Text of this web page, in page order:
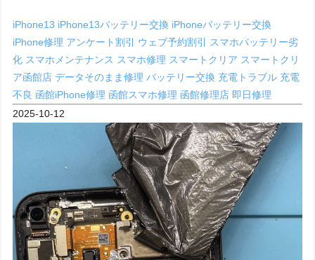
iPhone13 iPhone13バッテリー交換 iPhoneバッテリー交換
iPhone修理 アンケート割引 ウェブ予約割引 スマホバッテリー劣
化 スマホメンテナンス スマホ修理 スマートクリア スマートクリ
ア函館店データそのまま修理バッテリー交換 充電トラブル 充電
不良 函館iPhone修理 函館スマホ修理 函館修理店 即日修理
2025-10-12